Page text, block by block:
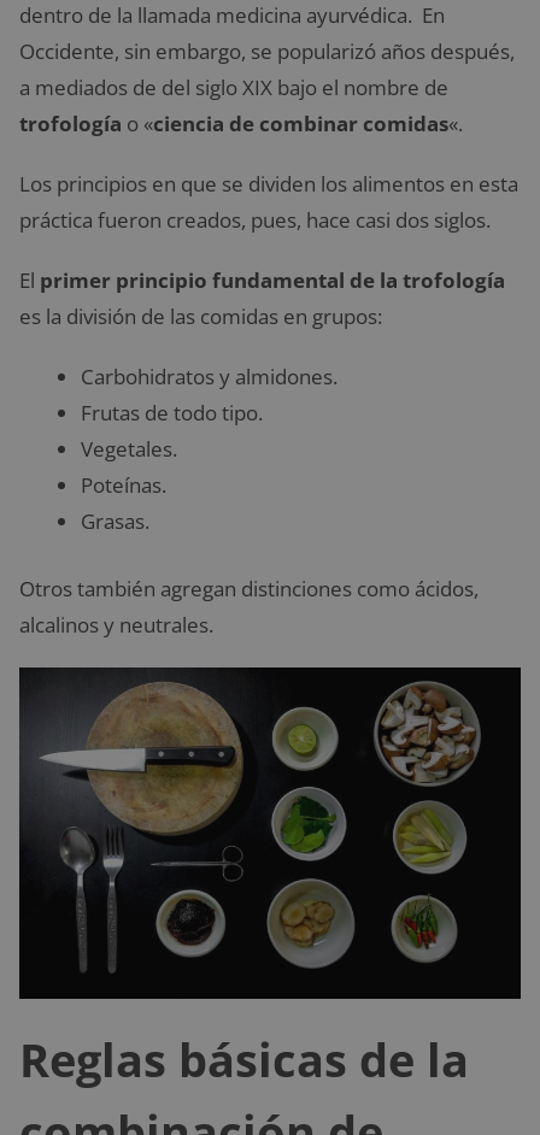
dentro de la llamada medicina ayurvédica. En
Occidente, sin embargo, se popularizó años después,
a mediados de del siglo XIX bajo el nombre de
trofología o «ciencia de combinar comidas«.
Los principios en que se dividen los alimentos en esta
práctica fueron creados, pues, hace casi dos siglos.
El primer principio fundamental de la trofología
es la división de las comidas en grupos:
Carbohidratos y almidones.
Frutas de todo tipo.
Vegetales.
Poteínas.
Grasas.
Otros también agregan distinciones como ácidos,
alcalinos y neutrales.
Reglas básicas de la